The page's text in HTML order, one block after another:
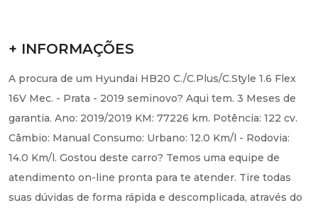
+ INFORMAÇÕES
A procura de um Hyundai HB20 C./C.Plus/C.Style 1.6 Flex
16V Mec. - Prata - 2019 seminovo? Aqui tem. 3 Meses de
garantia. Ano: 2019/2019 KM: 77226 km. Potência: 122 cv.
Câmbio: Manual Consumo: Urbano: 12.0 Km/l - Rodovia:
14.0 Km/l. Gostou deste carro? Temos uma equipe de
atendimento on-line pronta para te atender. Tire todas
suas dúvidas de forma rápida e descomplicada, através do